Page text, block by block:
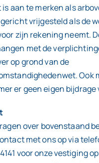
is aan te merken als
vrijgesteld als de
zijn rekening neemt.
met de
op grond van de
Ook
er geen eigen bijdrage
over bovenstaand
met ons op via
voor onze vestiging